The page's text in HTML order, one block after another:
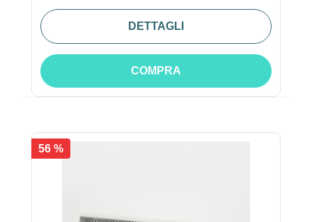
DETTAGLI
COMPRA
56 %